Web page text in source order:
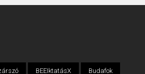
BEEIktatásX Budafok